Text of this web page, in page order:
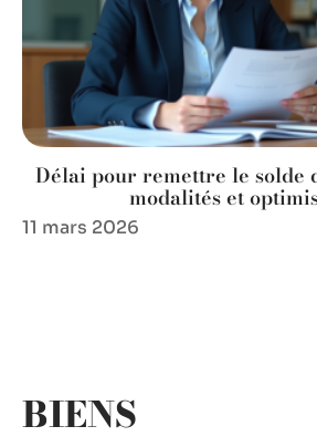
Délai pour remettre le solde
modalités et
11 mars 2026
BIENS